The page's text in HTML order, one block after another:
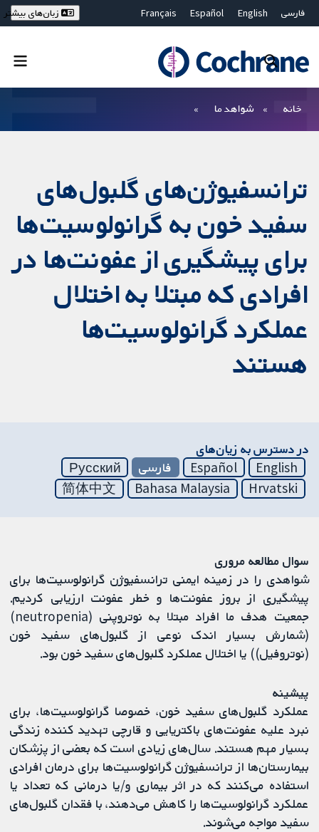
فارسی English
Español
Français
Bahasa Malaysia
ไทย
繁體中文
زبان‌های بیشتر
خانه شواهد ما
ترانسفیوژن‌های گلبول‌های
سفید خون به گرانولوسیت‌ها
برای پیشگیری از عفونت‌ها در
افرادی که مبتلا به اختلال
عملکرد گرانولوسیت‌ها
هستند
در دسترس به زیان‌های
English
Español فارسی
Русский
Hrvatski
Bahasa Malaysia
简体中文
سوال مطالعه مروری
شواهدی را در زمینه ایمنی ترانسفیوژن گرانولوسیت‌ها برای
پیشگیری از بروز عفونت‌ها و خطر عفونت ارزیابی کردیم.
جمعیت هدف ما افراد مبتلا به نوتروپنی (neutropenia)
(شمارش بسیار اندک نوعی از گلبول‌های سفید خون
(نوتروفیل)) یا اختلال عملکرد گلبول‌های سفید خون بود.
پیشینه
عملکرد گلبول‌های سفید خون، خصوصا گرانولوسیت‌ها، برای
نبرد علیه عفونت‌های باکتریایی و قارچی تهدید کننده زندگی
بسیار مهم هستند. سال‌های زیادی است که بعضی از پزشکان
بیمارستان‌ها از ترانسفیوژن گرانولوسیت‌ها برای درمان افرادی
استفاده می‌کنند که در اثر بیماری و/یا درمانی که تعداد یا
عملکرد گرانولوسیت‌ها را کاهش می‌دهند، با فقدان گلبول‌های
سفید مواجه می‌شوند.